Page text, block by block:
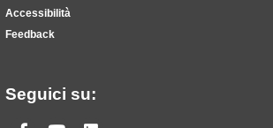
Accessibilità
Feedback
Seguici su: